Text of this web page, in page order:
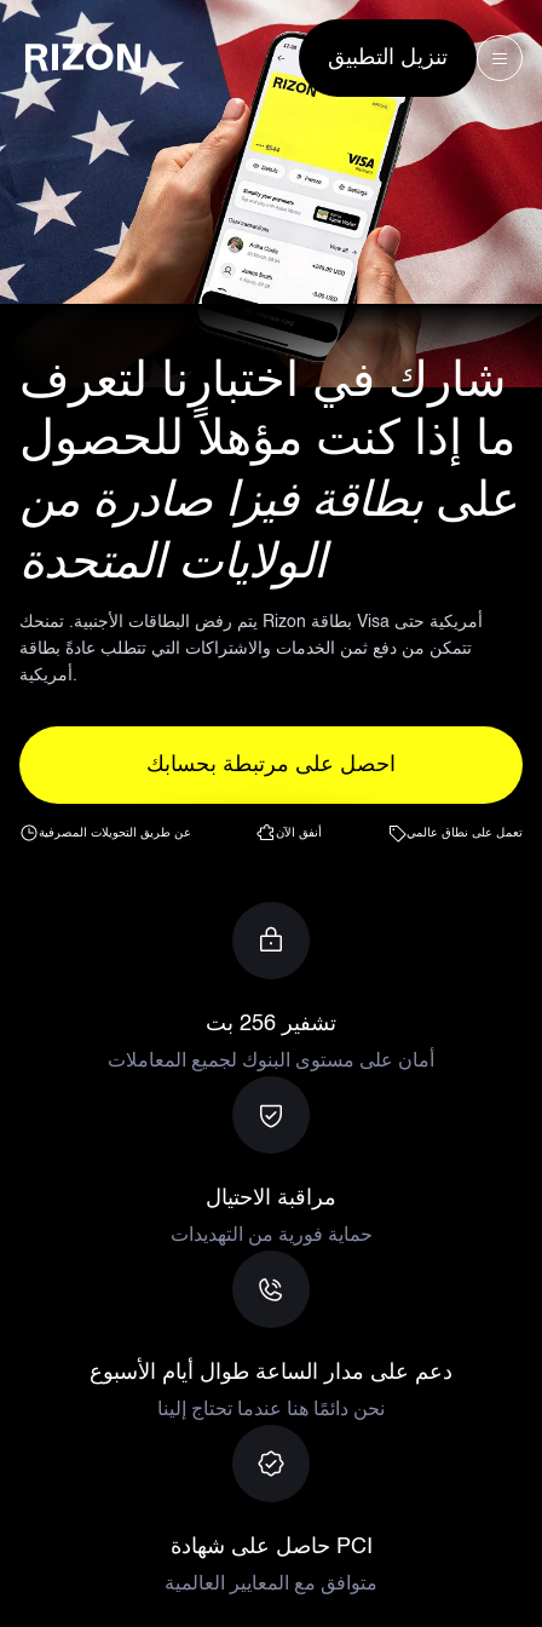
تنزيل التطبيق
شارك في اختبارنا لتعرف
ما إذا كنت مؤهلاً للحصول
علىبطاقة فيزا صادرة من
الولايات المتحدة
يتم رفض البطاقات الأجنبية. تمنحك Rizon بطاقة Visa أمريكية حتى
تتمكن من دفع ثمن الخدمات والاشتراكات التي تتطلب عادةً بطاقة
أمريكية.
احصل على مرتبطة بحسابك
عن طريق التحويلات المصرفية أنفق الآن تعمل على نطاق عالمي
تشفير 256 بت
أمان على مستوى البنوك لجميع المعاملات
مراقبة الاحتيال
حماية فورية من التهديدات
دعم على مدار الساعة طوال أيام الأسبوع
نحن دائمًا هنا عندما تحتاج إلينا
حاصل على شهادة PCI
متوافق مع المعايير العالمية